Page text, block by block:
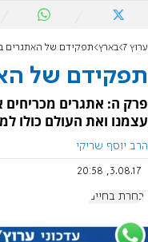
ערוץ 7 בארץ תפקידם של האתגרים
תפקידם של
פרק ה: אתגרים מכריחים
עצמנו ואת העולם כולו
הרב יוסף שריקי
3.08.17, 20:58
ובחרת בחיים